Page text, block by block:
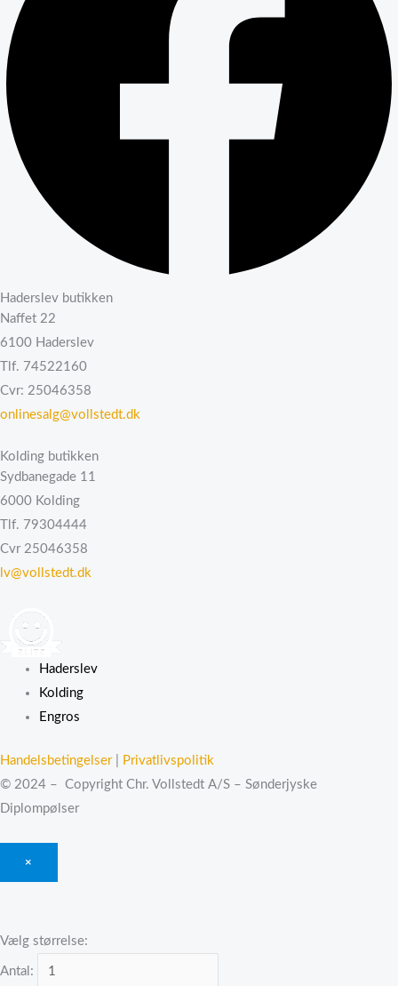
Haderslev butikken
Naffet 22
6100 Haderslev
Tlf. 74522160
Cvr: 25046358
onlinesalg@vollstedt.dk
Kolding butikken
Sydbanegade 11
6000 Kolding
Tlf. 79304444
Cvr 25046358
lv@vollstedt.dk
Haderslev
Kolding
Engros
Handelsbetingelser|
Privatlivspolitik
© 2024 – Copyright Chr. Vollstedt A/S – Sønderjyske
Diplompølser
×
Vælg størrelse:
Antal: